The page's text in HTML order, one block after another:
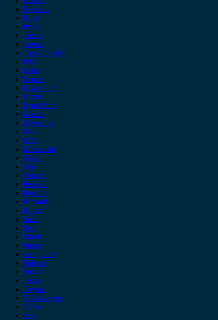
Hyundai
Isuzu
iveco
Jaecoo
Jaguar
Jeep Chrysler
KIA
Lada
Lancia
Leapmotor
Lexus
Lynk & co
Mazda
Mercedes
MG
Mini
Mitsubishi
Nissan
Opel
Omoda
Peugeot
Porsche
Renault
Rover
Saab
Seat
Skoda
Smart
ssangyong
Subaru
Suzuki
Tesla
Toyota
Volkswagen
Volvo
Xev